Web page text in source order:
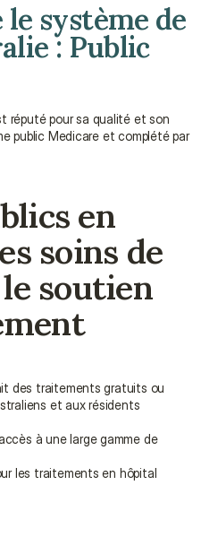
système de
: Public
réputé pour sa qualité et son
public Medicare et complété par
en
soins de
soutien
des traitements gratuits ou
et aux résidents
à une large gamme de
les traitements en hôpital